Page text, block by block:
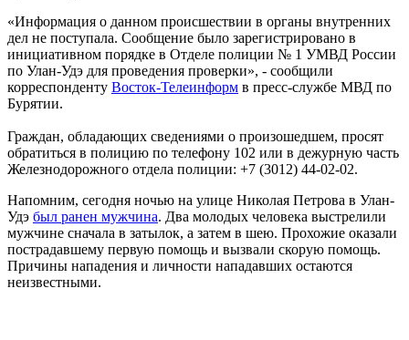
«Информация о данном происшествии в органы внутренних
дел не поступала. Сообщение было зарегистрировано в
инициативном порядке в Отделе полиции № 1 УМВД России
по Улан-Удэ для проведения проверки», - сообщили
корреспонденту Восток-Телеинформ в пресс-службе МВД по
Бурятии.
Граждан, обладающих сведениями о произошедшем, просят
обратиться в полицию по телефону 102 или в дежурную часть
Железнодорожного отдела полиции: +7 (3012) 44-02-02.
Напомним, сегодня ночью на улице Николая Петрова в Улан-
Удэ был ранен мужчина. Два молодых человека выстрелили
мужчине сначала в затылок, а затем в шею. Прохожие оказали
пострадавшему первую помощь и вызвали скорую помощь.
Причины нападения и личности нападавших остаются
неизвестными.